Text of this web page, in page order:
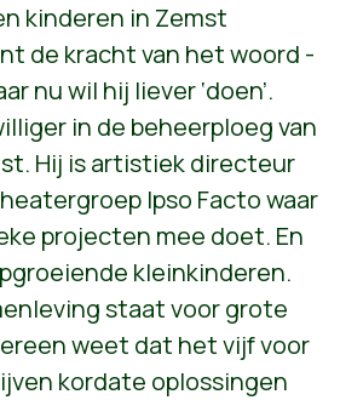
kinderen in Zemst
de kracht van het woord -
nu wil hij liever ‘doen’.
in de beheerploeg van
Hij is artistiek directeur
Ipso Facto waar
projecten mee doet. En
kleinkinderen.
staat voor grote
weet dat het vijf voor
kordate oplossingen